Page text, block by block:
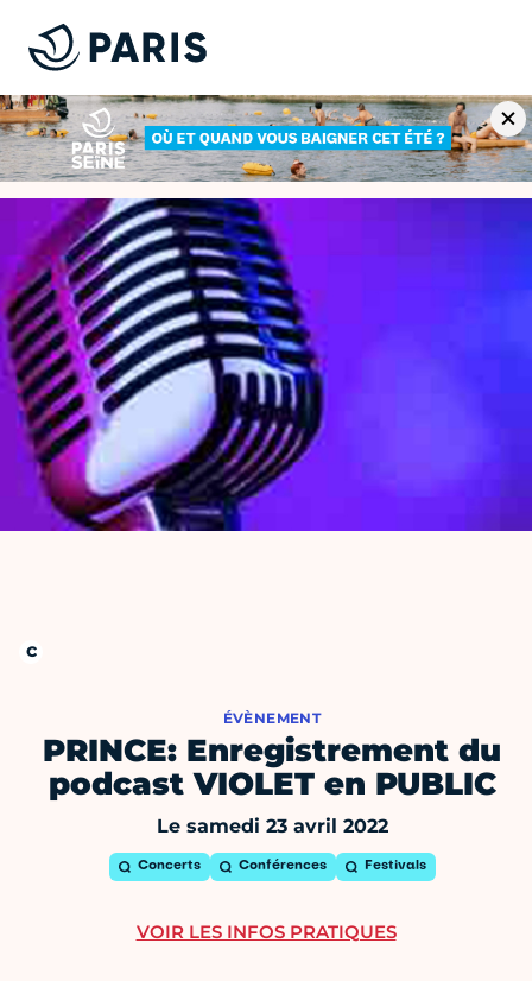
ÉVÈNEMENT
PRINCE: Enregistrement du
podcast VIOLET en PUBLIC
Le samedi 23 avril 2022
Concerts Conférences Festivals
VOIR LES INFOS PRATIQUES